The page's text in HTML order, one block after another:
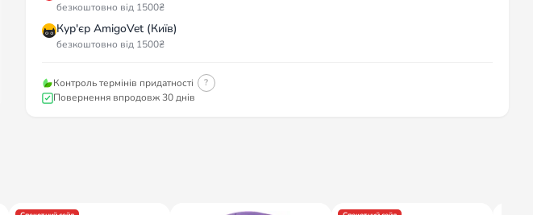
безкоштовно від 1500₴
Кур'єр AmigoVet (Київ)
безкоштовно від 1500₴
Контроль термінів придатності ?
Повернення впродовж 30 днів